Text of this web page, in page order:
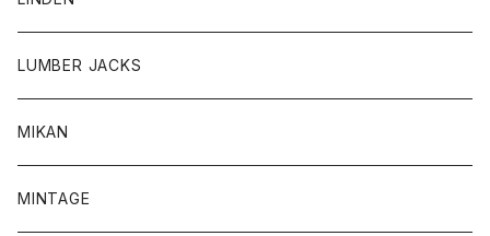
LUMBER JACKS
MIKAN
MINTAGE